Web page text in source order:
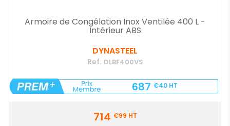
Armoire de Congélation Inox Ventilée 400 L -
Intérieur ABS
DYNASTEEL
Ref. DLBF400VS
687 €40HT
714 €99 HT